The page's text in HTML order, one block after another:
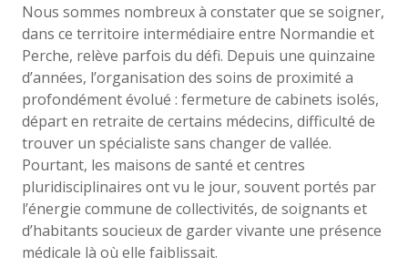
Nous sommes nombreux à constater que se soigner,
dans ce territoire intermédiaire entre Normandie et
Perche, relève parfois du défi. Depuis une quinzaine
d’années, l’organisation des soins de proximité a
profondément évolué : fermeture de cabinets isolés,
départ en retraite de certains médecins, difficulté de
trouver un spécialiste sans changer de vallée.
Pourtant, les maisons de santé et centres
pluridisciplinaires ont vu le jour, souvent portés par
l’énergie commune de collectivités, de soignants et
d’habitants soucieux de garder vivante une présence
médicale là où elle faiblissait.